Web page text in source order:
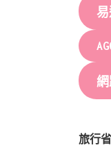
網
旅行